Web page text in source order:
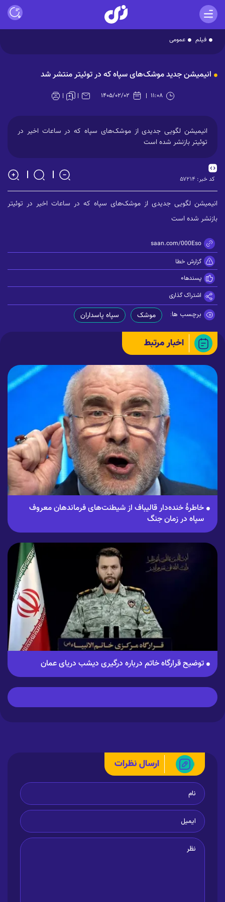
فیلم عمومی
Video
انیمیشن جدید موشک‌های سپاه که در توئیتر منتشر شد
۱۱:۰۸ ۱۴۰۵/۰۲/۰۲
انیمیشن لگویی جدیدی از موشک‌های سپاه که در ساعات اخیر در
توئیتر بازنشر شده است
کد خبر: ۵۷۲۱۴
انیمیشن لگویی جدیدی از موشک‌های سپاه که در ساعات اخیر در توئیتر
بازنشر شده است
https://zisaan.com/000Eso
گزارش خطا
پسندها0
اشتراک گذاری
برچسب ها: موشک سپاه پاسداران
اخبار مرتبط
خاطرهٔ خنده‌دار قالیباف از شیطنت‌های فرماندهان معروف
سپاه در زمان جنگ
توضیح قرارگاه خاتم درباره درگیری دیشب دریای عمان
ارسال نظرات